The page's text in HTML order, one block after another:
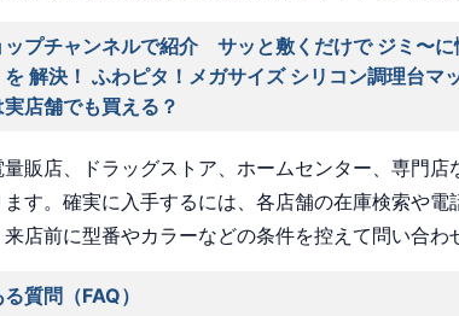
ップチャンネルで紹介 サッと敷くだけで ジミ〜
を 解決！ ふわピタ！メガサイズ シリコン調理台マ
実店舗でも買える？
量販店、ドラッグストア、ホームセンター、専門店
す。確実に入手するには、各店舗の在庫検索や電
店前に型番やカラーなどの条件を控えて問い合わ
質問（FAQ）